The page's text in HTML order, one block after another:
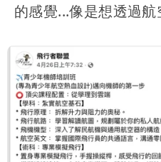
的感覺...像是想透過航